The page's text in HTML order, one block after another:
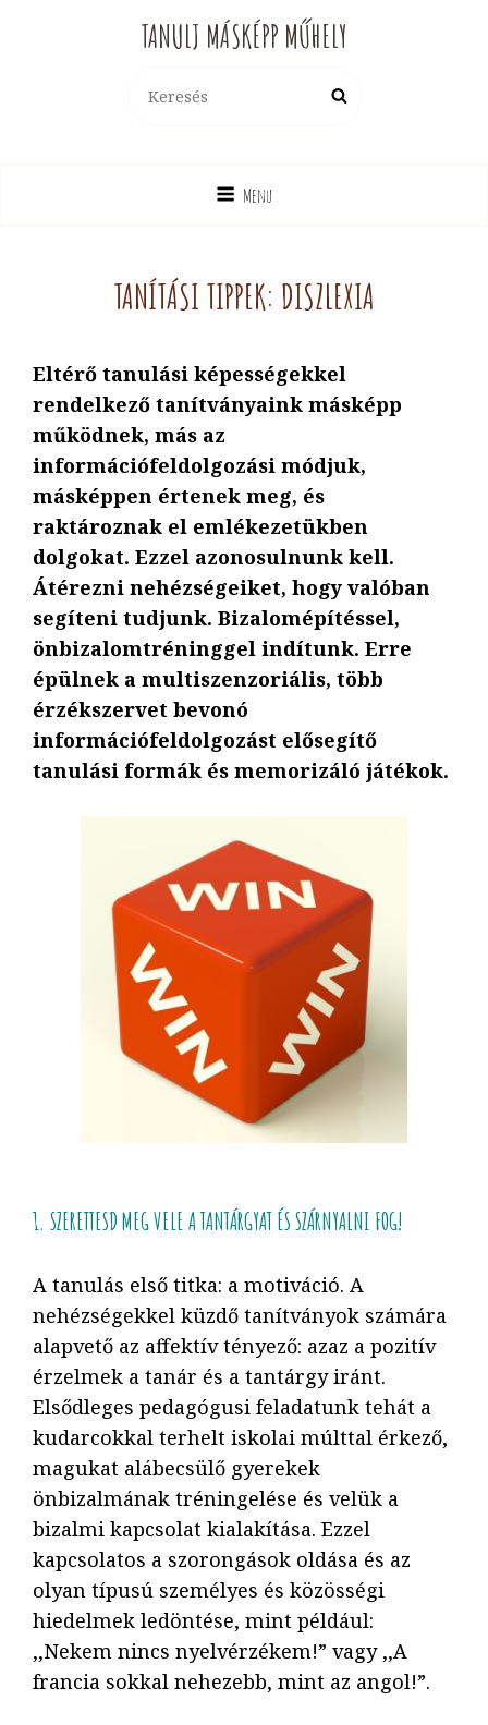
TANULJ MÁSKÉPP MŰHELY
Search
Menu
TANÍTÁSI TIPPEK: DISZLEXIA
Eltérő tanulási képességekkel
rendelkező tanítványaink másképp
működnek, más az
információfeldolgozási módjuk,
másképpen értenek meg, és
raktároznak el emlékezetükben
dolgokat. Ezzel azonosulnunk kell.
Átérezni nehézségeiket, hogy valóban
segíteni tudjunk. Bizalomépítéssel,
önbizalomtréninggel indítunk. Erre
épülnek a multiszenzoriális, több
érzékszervet bevonó
információfeldolgozást elősegítő
tanulási formák és memorizáló játékok.
1. SZERETTESD MEG VELE A TANTÁRGYAT ÉS SZÁRNYALNI FOG!
A tanulás első titka: a motiváció. A
nehézségekkel küzdő tanítványok számára
alapvető az affektív tényező: azaz a pozitív
érzelmek a tanár és a tantárgy iránt.
Elsődleges pedagógusi feladatunk tehát a
kudarcokkal terhelt iskolai múlttal érkező,
magukat alábecsülő gyerekek
önbizalmának tréningelése és velük a
bizalmi kapcsolat kialakítása. Ezzel
kapcsolatos a szorongások oldása és az
olyan típusú személyes és közösségi
hiedelmek ledöntése, mint például:
,,Nekem nincs nyelvérzékem!” vagy ,,A
francia sokkal nehezebb, mint az angol!”.